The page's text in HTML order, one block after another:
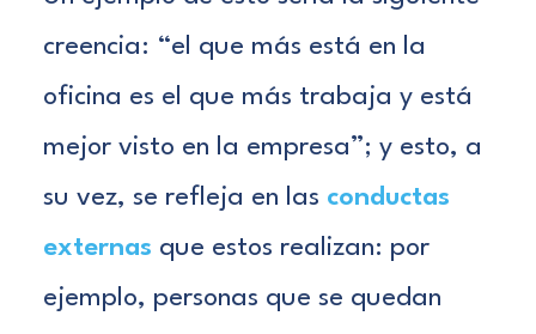
creencia: “el que más está en la
oficina es el que más trabaja y está
mejor visto en la empresa”; y esto, a
su vez, se refleja en las conductas
externas que estos realizan: por
ejemplo, personas que se quedan